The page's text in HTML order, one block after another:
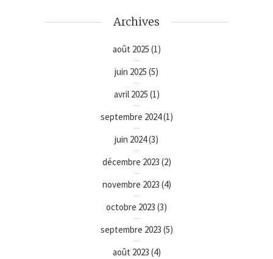
Archives
août 2025 (1)
juin 2025 (5)
avril 2025 (1)
septembre 2024(1)
juin 2024(3)
décembre 2023 (2)
novembre 2023 (4)
octobre 2023 (3)
septembre 2023 (5)
août 2023 (4)